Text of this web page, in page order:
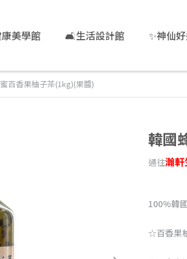
美學館 🛋️生活設計館 ✨神仙
百香果柚子茶(1kg)(果醬)
韓國
通往瀚
100%韓
☆百香果